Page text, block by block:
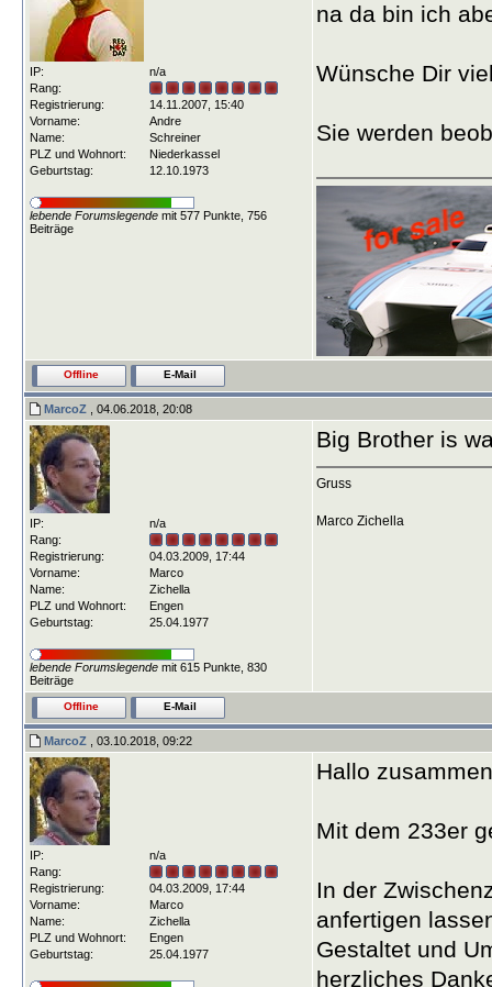
IP:
n/a
Rang:
Registrierung:
14.11.2007, 15:40
Vorname:
Andre
Name:
Schreiner
PLZ und Wohnort:
Niederkassel
Geburtstag:
12.10.1973
lebende Forumslegende mit 577 Punkte, 756
Beiträge
na da bin ich
Wünsche Dir
Sie werden
Offline E-Mail
MarcoZ , 04.06.2018, 20:08
IP:
n/a
Rang:
Registrierung:
04.03.2009, 17:44
Vorname:
Marco
Name:
Zichella
PLZ und Wohnort:
Engen
Geburtstag:
25.04.1977
lebende Forumslegende mit 615 Punkte, 830
Beiträge
Big Brother is
Gruss
Marco Zichella
Offline E-Mail
MarcoZ , 03.10.2018, 09:22
IP:
n/a
Rang:
Registrierung:
04.03.2009, 17:44
Vorname:
Marco
Name:
Zichella
PLZ und Wohnort:
Engen
Geburtstag:
25.04.1977
Hallo
Mit dem 233er
In der
anfertigen
Gestaltet und
herzliches